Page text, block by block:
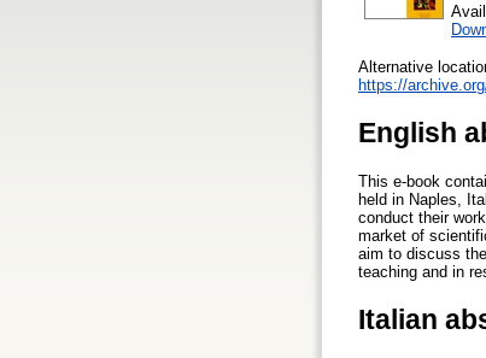
Alternative
https://
English
This e-book
held in Naples,
conduct their
market of
aim to discuss
teaching and in
Italian